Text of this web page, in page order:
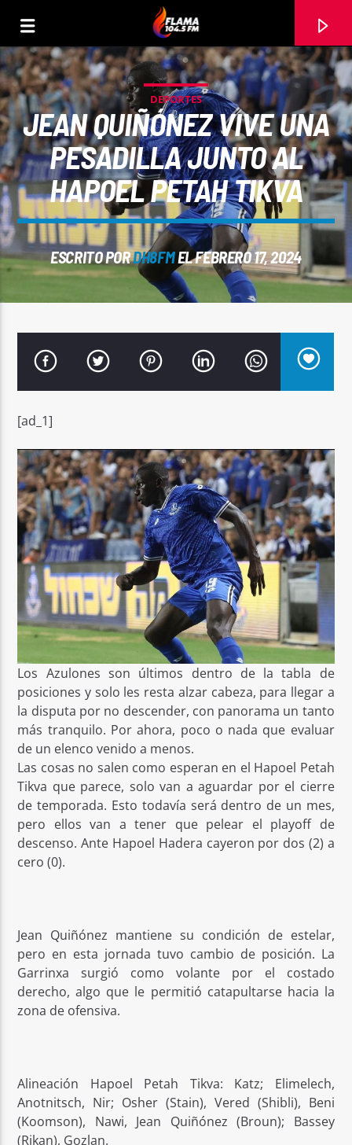
Señal FM
DEPORTES
JEAN QUIÑÓNEZ VIVE UNA
PESADILLA JUNTO AL
HAPOEL PETAH TIKVA
ESCRITO PORDH8FMEL FEBRERO 17, 2024
[ad_1]
Los Azulones son últimos dentro de la tabla de
posiciones y solo les resta alzar cabeza, para llegar a
la disputa por no descender, con panorama un tanto
más tranquilo. Por ahora, poco o nada que evaluar
de un elenco venido a menos.
Las cosas no salen como esperan en el Hapoel Petah
Tikva que parece, solo van a aguardar por el cierre
de temporada. Esto todavía será dentro de un mes,
pero ellos van a tener que pelear el playoff de
descenso. Ante Hapoel Hadera cayeron por dos (2) a
cero (0).
Jean Quiñónez mantiene su condición de estelar,
pero en esta jornada tuvo cambio de posición. La
Garrinxa surgió como volante por el costado
derecho, algo que le permitió catapultarse hacia la
zona de ofensiva.
Alineación Hapoel Petah Tikva: Katz; Elimelech,
Anotnitsch, Nir; Osher (Stain), Vered (Shibli), Beni
(Koomson), Nawi, Jean Quiñónez (Broun); Bassey
(Rikan), Gozlan.